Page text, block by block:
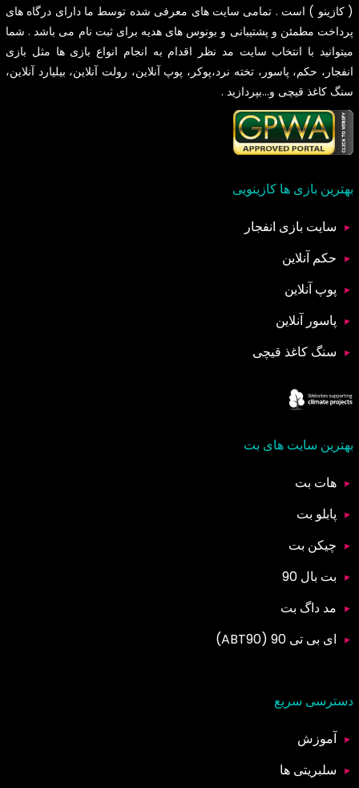
( کازینو ) است . تمامی سایت های معرفی شده توسط ما دارای درگاه های
پرداخت مطمئن و پشتیبانی و بونوس های هدیه برای ثبت نام می باشد . شما
میتوانید با انتخاب سایت مد نظر اقدام به انجام انواع بازی ها مثل بازی
انفجار، حکم، پاسور، تخته نرد،پوکر، پوپ آنلاین، رولت آنلاین، بیلیارد آنلاین،
سنگ کاغذ قیچی و...بپردازید .
بهترین بازی ها کازینویی
سایت بازی انفجار
حکم آنلاین
پوپ آنلاین
پاسور آنلاین
سنگ کاغذ قیچی
بهترین سایت های بت
هات بت
پابلو بت
چیکن بت
بت بال 90
مد داگ بت
ای بی تی 90 (ABT90)
دسترسی سریع
آموزش
سلبریتی ها